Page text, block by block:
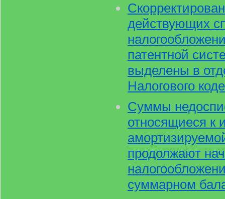
действующих
патентной
выделены в
Налогового
Суммы
относящиеся к
продолжают
суммарном